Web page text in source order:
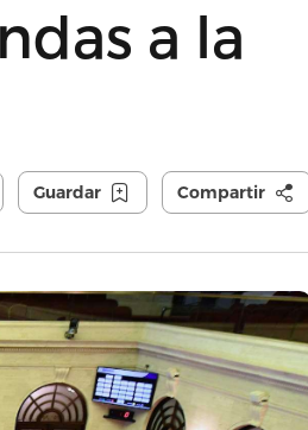
a la
Guardar Compartir